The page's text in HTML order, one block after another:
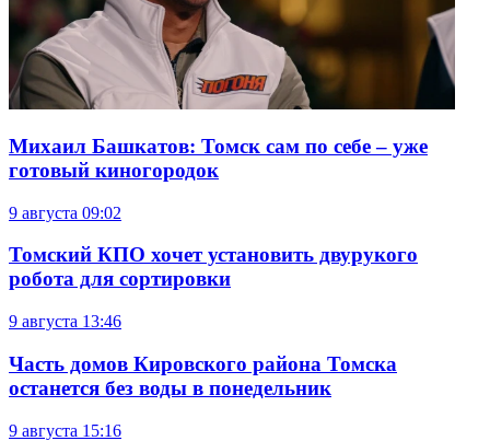
Михаил Башкатов: Томск сам по себе – уже
готовый киногородок
9 августа 09:02
Томский КПО хочет установить двурукого
робота для сортировки
9 августа 13:46
Часть домов Кировского района Томска
останется без воды в понедельник
9 августа 15:16